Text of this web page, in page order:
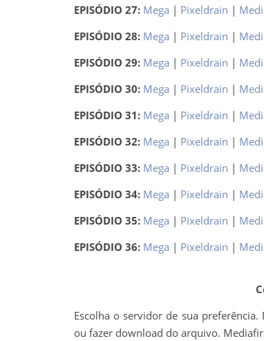
EPISÓDIO 27: Mega | Pixeldrain |
EPISÓDIO 28: Mega | Pixeldrain |
EPISÓDIO 29: Mega | Pixeldrain |
EPISÓDIO 30: Mega | Pixeldrain |
EPISÓDIO 31: Mega | Pixeldrain |
EPISÓDIO 32: Mega | Pixeldrain |
EPISÓDIO 33: Mega | Pixeldrain |
EPISÓDIO 34: Mega | Pixeldrain |
EPISÓDIO 35: Mega | Pixeldrain |
EPISÓDIO 36: Mega | Pixeldrain |
Escolha o servidor de sua
ou fazer download do arquivo.